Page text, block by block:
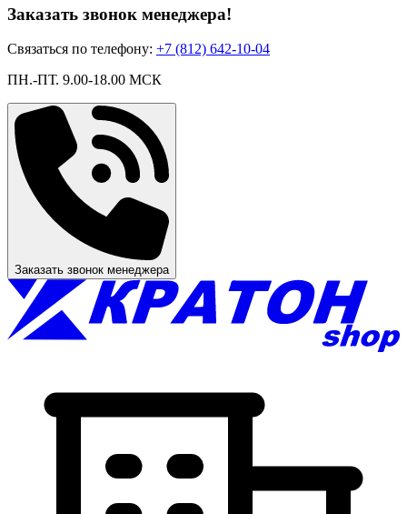
Заказать звонок менеджера!
Связаться по телефону: +7 (812) 642-10-04
ПН.-ПТ. 9.00-18.00 МСК
Заказать звонок менеджера